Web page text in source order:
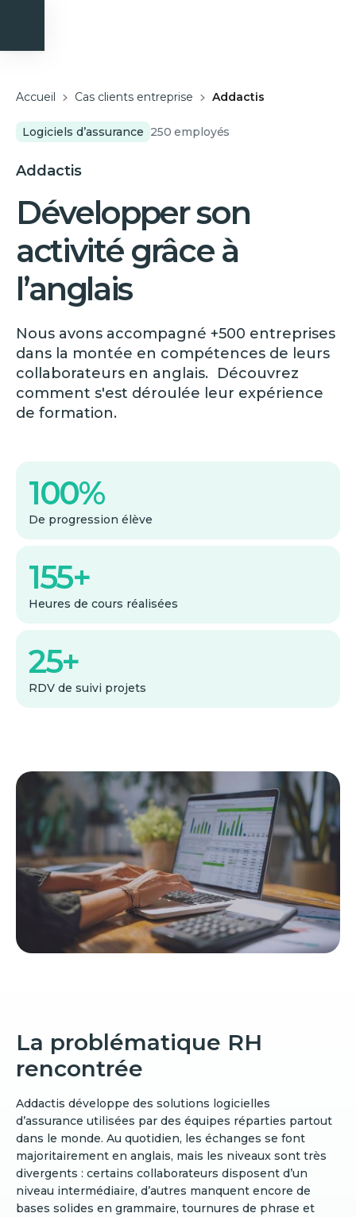
Accueil Cas clients entreprise Addactis
Logiciels d’assurance 250 employés
Addactis
Développer son
activité grâce à
l’anglais
Nous avons accompagné +500 entreprises
dans la montée en compétences de leurs
collaborateurs en anglais. Découvrez
comment s'est déroulée leur expérience
de formation.
100%
De progression élève
155+
Heures de cours réalisées
25+
RDV de suivi projets
La problématique RH
rencontrée
Addactis développe des solutions logicielles
d’assurance utilisées par des équipes réparties partout
dans le monde. Au quotidien, les échanges se font
majoritairement en anglais, mais les niveaux sont très
divergents : certains collaborateurs disposent d’un
niveau intermédiaire, d’autres manquent encore de
bases solides en grammaire, tournures de phrase et